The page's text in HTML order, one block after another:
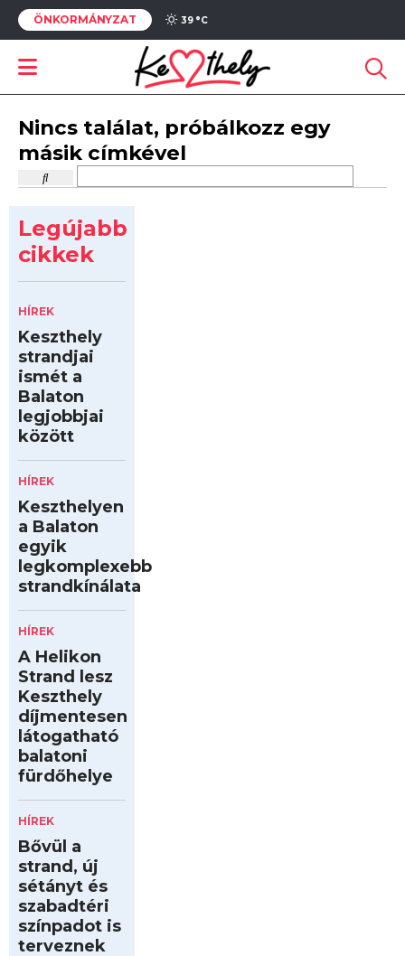
ÖNKORMÁNYZAT 39 °C
Nincs találat, próbálkozz egy
másik címkével
Legújabb
cikkek
HÍREK
Keszthely
strandjai
ismét a
Balaton
legjobbjai
között
HÍREK
Keszthelyen
a Balaton
egyik
legkomplexebb
strandkínálata
HÍREK
A Helikon
Strand lesz
Keszthely
díjmentesen
látogatható
balatoni
fürdőhelye
HÍREK
Bővül a
strand, új
sétányt és
szabadtéri
színpadot is
terveznek